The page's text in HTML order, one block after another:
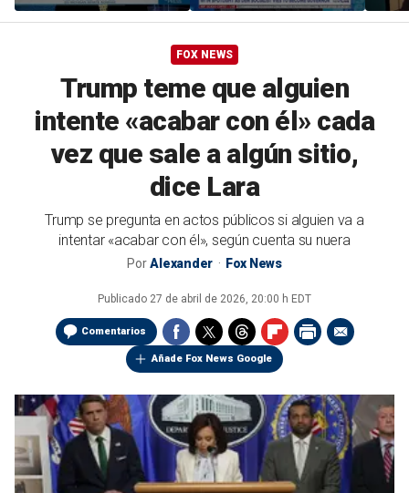
más de impuestos» para
la sanidad universal
a las polémicas sobre el
socialismo y añade: «Lo
locura»
plan
FOX NEWS
Trump teme que alguien
intente «acabar con él» cada
vez que sale a algún sitio,
dice Lara
Trump se pregunta en actos públicos si alguien va a
intentar «acabar con él», según cuenta su nuera
PorAlexander Fox News
Publicado 27 de abril de 2026, 20:00 h EDT
Comentarios
Añade Fox News Google